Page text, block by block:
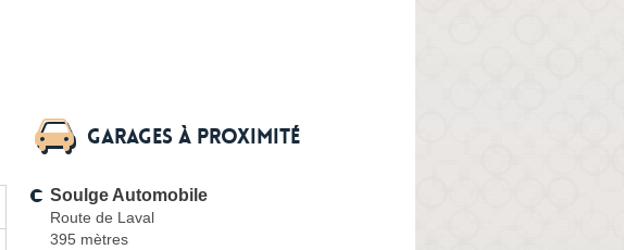
Garages à proximité
Soulge Automobile
Route de Laval
395 mètres